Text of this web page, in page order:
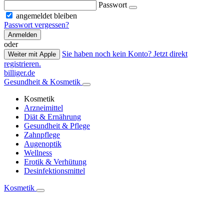
Passwort
angemeldet bleiben
Passwort vergessen?
Anmelden
oder
Weiter mit Apple
Sie haben noch kein Konto? Jetzt direkt
registrieren.
billiger.de
Gesundheit & Kosmetik
Kosmetik
Arzneimittel
Diät & Ernährung
Gesundheit & Pflege
Zahnpflege
Augenoptik
Wellness
Erotik & Verhütung
Desinfektionsmittel
Kosmetik